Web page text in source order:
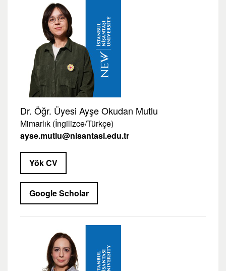
Dr. Öğr. Üyesi Ayşe Okudan Mutlu
Mimarlık (İngilizce/Türkçe)
ayse.mutlu@nisantasi.edu.tr
Yök CV
Google Scholar